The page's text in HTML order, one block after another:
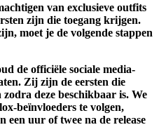
van exclusieve outfits
zijn die toegang krijgen.
moet je de volgende stappen
de officiële sociale media-
Zij zijn de eersten die
deze beschikbaar is. We
beïnvloeders te volgen,
een uur of twee na de release